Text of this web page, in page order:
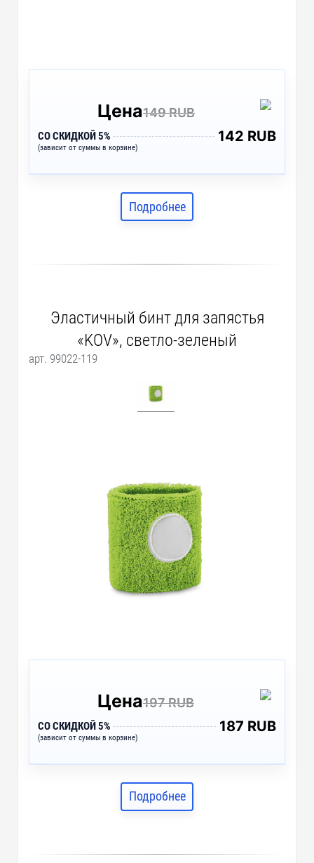
Цена149 RUB
СО СКИДКОЙ 5%
(зависит от суммы в корзине)
142 RUB
Подробнее
Эластичный бинт для запястья
«KOV», светло-зеленый
арт. 99022-119
Цена197 RUB
СО СКИДКОЙ 5%
(зависит от суммы в корзине)
187 RUB
Подробнее